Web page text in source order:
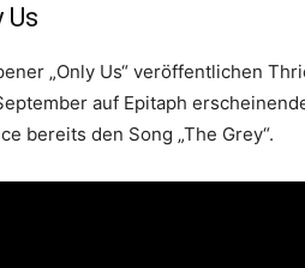
Us
„Only Us“ veröffentlichen
auf Epitaph
bereits den Song „The Grey“.